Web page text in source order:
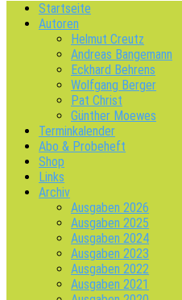
Startseite
Autoren
Helmut Creutz
Andreas Bangemann
Eckhard Behrens
Wolfgang Berger
Pat Christ
Günther Moewes
Terminkalender
Abo & Probeheft
Shop
Links
Archiv
Ausgaben 2026
Ausgaben 2025
Ausgaben 2024
Ausgaben 2023
Ausgaben 2022
Ausgaben 2021